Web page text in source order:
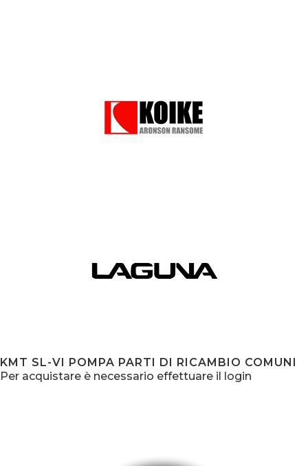
KMT SL-VI POMPA PARTI DI RICAMBIO COMUNI
Per acquistare è necessario effettuare il login